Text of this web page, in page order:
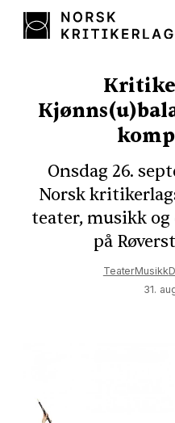
Onsdag 26.
Norsk
teater, musikk
på
TeaterMusikk
31.